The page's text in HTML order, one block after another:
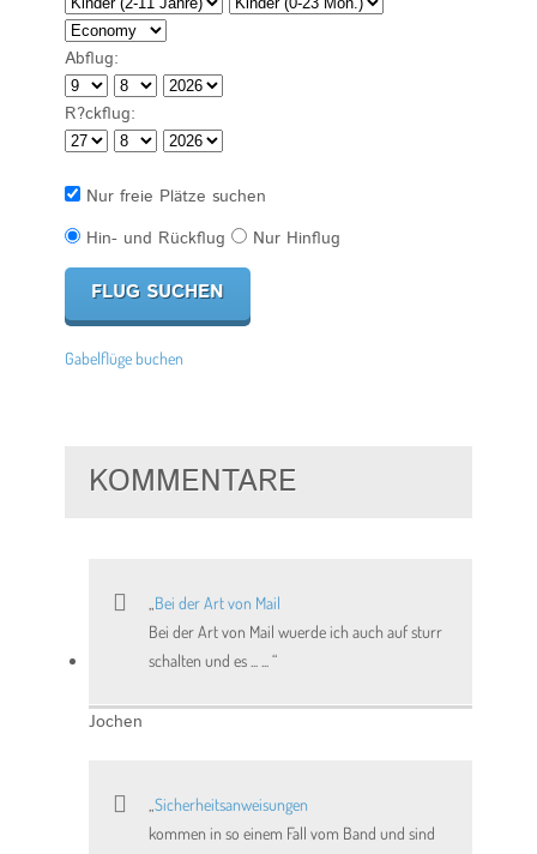
Abflug:
R?ckflug:
Nur freie Plätze suchen
Hin- und Rückflug
Nur Hinflug
Gabelflüge buchen
KOMMENTARE
Bei der Art von Mail
Bei der Art von Mail wuerde ich auch auf sturr
schalten und es ... ...
Jochen
Sicherheitsanweisungen
kommen in so einem Fall vom Band und sind